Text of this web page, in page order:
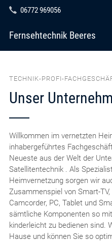
06772 969056
Fernsehtechnik Beeres
TECHNIK-PROFI-
Unser
Willkommen im vernetzten
inhabergeführtes
Neueste aus der Welt der
Satellitentechnik . Als
Heimvernetzung sorgen wir
Zusammenspiel von Smart-TV,
Camcorder, PC, Tablet und
sämtliche Komponenten so
kinderleicht zu bedienen sind.
Hause und können Sie so